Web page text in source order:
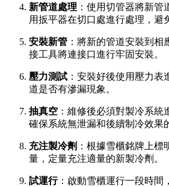
新管道處理 ：使用切管器將新
用扳平器在切口處進行處理，避
安裝新管 ：將新的管道安裝到
接工具將連接口進行牢固安裝。
壓力測試 ：安裝好後使用壓力
道是否有滲漏現象。
抽真空 ：維修後必須對製冷系
確保系統無泄漏和後續制冷效果
充注製冷劑 ：根據雪櫃銘牌上標
量，定量充注適量的新製冷劑。
試運行：啟動雪櫃運行一段時間